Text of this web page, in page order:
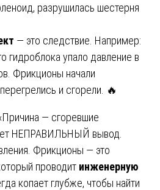
разрушилась шестерня
— это следствие. Например:
гидроблока упало давление в
Фрикционы начали
и сгорели. 🔥
— сгоревшие
НЕПРАВИЛЬНЫЙ вывод.
Фрикционы — это
проводит инженерную
копает глубже, чтобы найти